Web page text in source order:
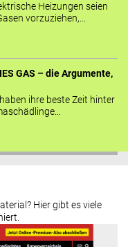
Heizungen seien
vorzuziehen,...
GAS – die Argumente,
ihre beste Zeit hinter
Hier gibt es viele